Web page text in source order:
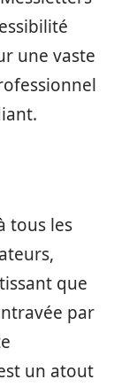
une vaste
tous les
que
par
un atout